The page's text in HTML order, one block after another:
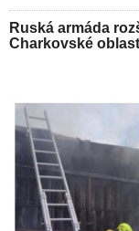
Ruská armáda
Charkovské